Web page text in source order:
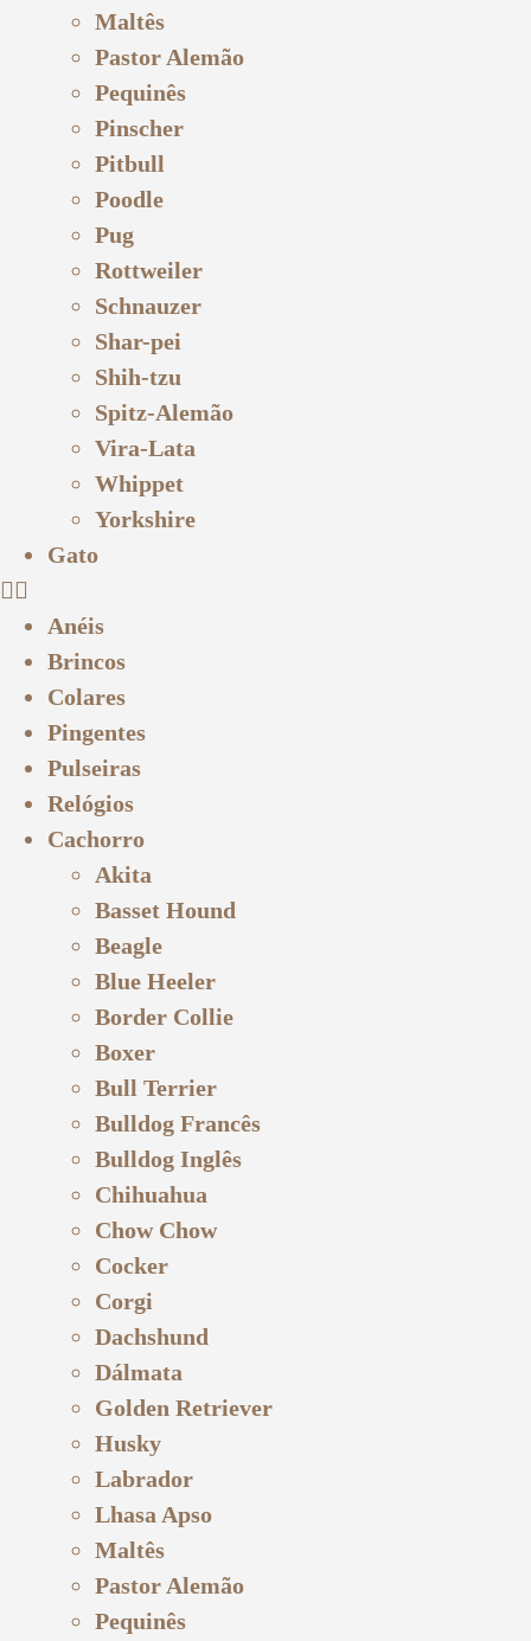
Maltês
Pastor Alemão
Pequinês
Pinscher
Pitbull
Poodle
Pug
Rottweiler
Schnauzer
Shar-pei
Shih-tzu
Spitz-Alemão
Vira-Lata
Whippet
Yorkshire
Gato
Anéis
Brincos
Colares
Pingentes
Pulseiras
Relógios
Cachorro
Akita
Basset Hound
Beagle
Blue Heeler
Border Collie
Boxer
Bull Terrier
Bulldog Francês
Bulldog Inglês
Chihuahua
Chow Chow
Cocker
Corgi
Dachshund
Dálmata
Golden Retriever
Husky
Labrador
Lhasa Apso
Maltês
Pastor Alemão
Pequinês